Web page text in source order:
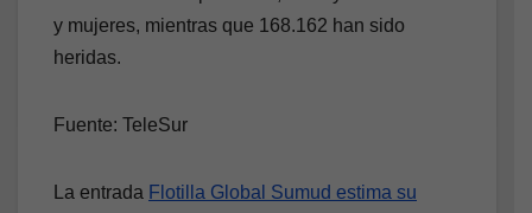
y mujeres, mientras que 168.162 han sido
heridas.
Fuente: TeleSur
La entrada Flotilla Global Sumud estima su